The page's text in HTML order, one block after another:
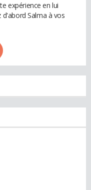
expérience en lui
Salma à vos